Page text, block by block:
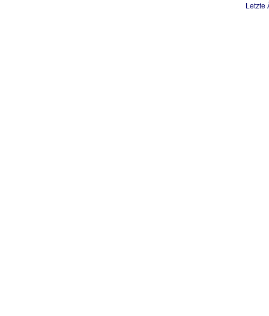
Letzte